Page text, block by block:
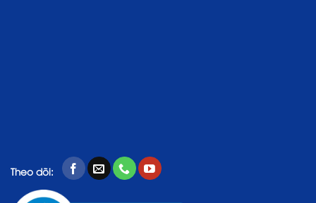
Theo dõi: